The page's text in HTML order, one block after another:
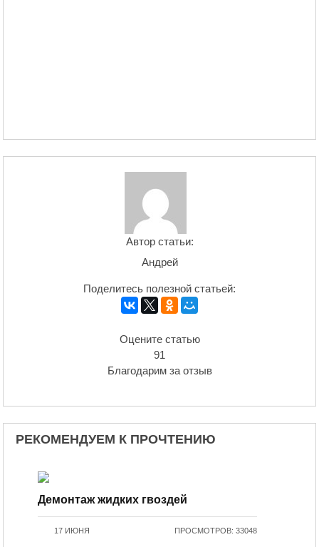
Автор статьи:
Андрей
Поделитесь полезной статьей:
Оцените статью
91
Благодарим за отзыв
РЕКОМЕНДУЕМ К ПРОЧТЕНИЮ
Демонтаж жидких гвоздей
17 ИЮНЯ ПРОСМОТРОВ: 33048